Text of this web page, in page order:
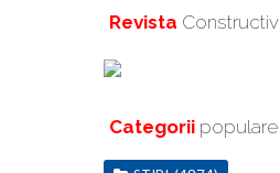
Revista Constructiv
Categorii populare